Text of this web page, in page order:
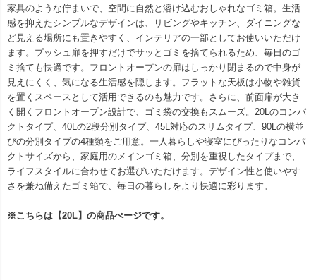
家具のような佇まいで、空間に自然と溶け込むおしゃれなゴミ箱。生活
感を抑えたシンプルなデザインは、リビングやキッチン、ダイニングな
ど見える場所にも置きやすく、インテリアの一部としてお使いいただけ
ます。プッシュ扉を押すだけでサッとゴミを捨てられるため、毎日のゴ
ミ捨ても快適です。フロントオープンの扉はしっかり閉まるので中身が
見えにくく、気になる生活感を隠します。フラットな天板は小物や雑貨
を置くスペースとして活用できるのも魅力です。さらに、前面扉が大き
く開くフロントオープン設計で、ゴミ袋の交換もスムーズ。20Lのコンパ
クトタイプ、40Lの2段分別タイプ、45L対応のスリムタイプ、90Lの横並
びの分別タイプの4種類をご用意。一人暮らしや寝室にぴったりなコンパ
クトサイズから、家庭用のメインゴミ箱、分別を重視したタイプまで、
ライフスタイルに合わせてお選びいただけます。デザイン性と使いやす
さを兼ね備えたゴミ箱で、毎日の暮らしをより快適に彩ります。
※こちらは【20L】の商品ぺージです。